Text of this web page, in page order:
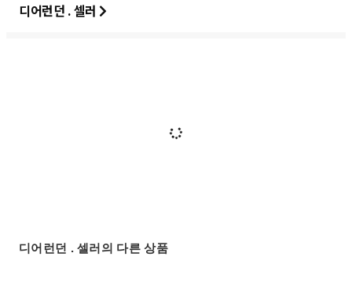
디어런던 . 셀러
디어런던 . 셀러의 다른 상품